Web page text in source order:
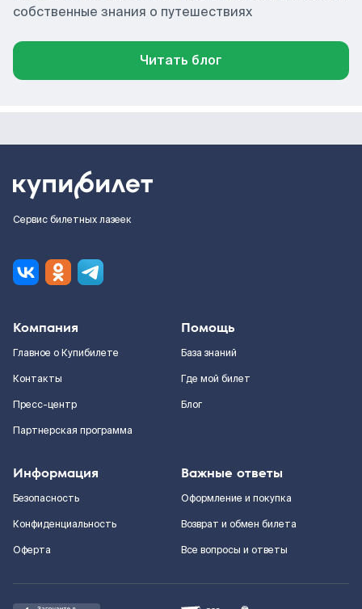
собственные знания о путешествиях
Читать блог
Сервис билетных лазеек
Компания
Главное о Купибилете
Контакты
Пресс-центр
Партнерская программа
Помощь
База знаний
Где мой билет
Блог
Информация
Безопасность
Конфиденциальность
Оферта
Важные ответы
Оформление и покупка
Возврат и обмен билета
Все вопросы и ответы